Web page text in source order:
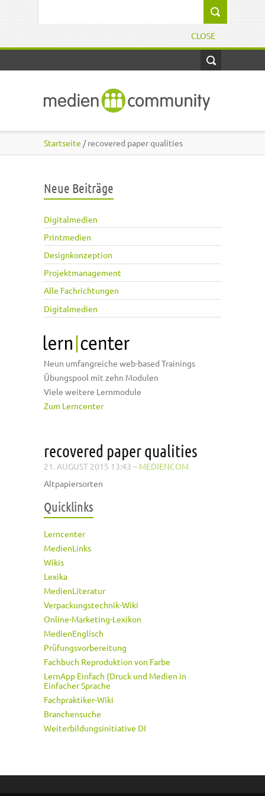
CLOSE
Startseite / recovered paper qualities
Neue Beiträge
Digitalmedien
Printmedien
Designkonzeption
Projektmanagement
Alle Fachrichtungen
Digitalmedien
Neun umfangreiche web-based Trainings
Übungspool mit zehn Modulen
Viele weitere Lernmodule
Zum Lerncenter
recovered paper qualities
21. AUGUST 2015 13:43 – MEDIENCOM
Altpapiersorten
Quicklinks
Lerncenter
MedienLinks
Wikis
Lexika
MedienLiteratur
Verpackungstechnik-Wiki
Online-Marketing-Lexikon
MedienEnglisch
Prüfungsvorbereitung
Fachbuch Reproduktion von Farbe
LernApp Einfach (Druck und Medien in
Einfacher Sprache
Fachpraktiker-Wiki
Branchensuche
Weiterbildungsinitiative DI